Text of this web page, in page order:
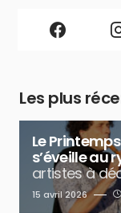
Les plus
Le
s’éveille au
artistes à
15 avril 2026